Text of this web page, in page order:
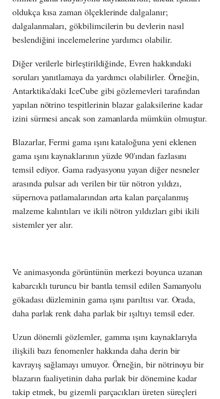
oldukça kısa zaman ölçeklerinde dalgalanır;
dalgalanmaları, gökbilimcilerin bu devlerin nasıl
beslendiğini incelemelerine yardımcı olabilir.
Diğer verilerle birleştirildiğinde, Evren hakkındaki
soruları yanıtlamaya da yardımcı olabilirler. Örneğin,
Antarktika'daki IceCube gibi gözlemevleri tarafından
yapılan nötrino tespitlerinin blazar galaksilerine kadar
izini sürmesi ancak son zamanlarda mümkün olmuştur.
Blazarlar, Fermi gama ışını kataloğuna yeni eklenen
gama ışını kaynaklarının yüzde 90'ından fazlasını
temsil ediyor. Gama radyasyonu yayan diğer nesneler
arasında pulsar adı verilen bir tür nötron yıldızı,
süpernova patlamalarından arta kalan parçalanmış
malzeme kalıntıları ve ikili nötron yıldızları gibi ikili
sistemler yer alır.
Ve animasyonda görüntünün merkezi boyunca uzanan
kabarcıklı turuncu bir bantla temsil edilen Samanyolu
gökadası düzleminin gama ışını parıltısı var. Orada,
daha parlak renk daha parlak bir ışıltıyı temsil eder.
Uzun dönemli gözlemler, gamma ışını kaynaklarıyla
ilişkili bazı fenomenler hakkında daha derin bir
kavrayış sağlamayı umuyor. Örneğin, bir nötrinoyu bir
blazarın faaliyetinin daha parlak bir dönemine kadar
takip etmek, bu gizemli parçacıkları üreten süreçleri